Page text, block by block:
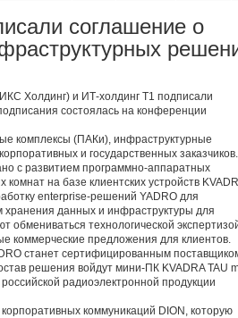
соглашение о
Холдинг) и ИТ-холдинг T1 подписали
состоялась на конференции
комплексы (ПАКи), инфраструктурные
и государственных заказчиков.
с развитием программно-аппаратных
на базе клиентских устройств
enterprise-решений YADRO для
хранения данных и инфраструктуры для
технологической
коммерческие предложения для клиентов.
станет сертифицированным
решения войдут мини-ПК KVADRA TAU
радиоэлектронной продукции
коммуникаций DION, которую